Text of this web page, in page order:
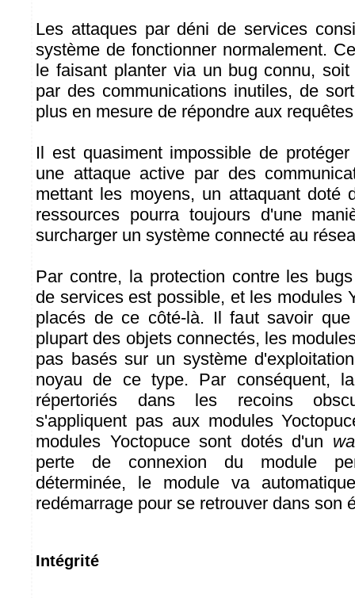
Les attaques par déni de services
système de fonctionner normalement.
le faisant planter via un bug connu,
par des communications inutiles, de
plus en mesure de répondre aux
Il est quasiment impossible de
une attaque active par des
mettant les moyens, un attaquant doté
ressources pourra toujours d'une
surcharger un système connecté au
Par contre, la protection contre les
de services est possible, et les modules
placés de ce côté-là. Il faut savoir
plupart des objets connectés, les
pas basés sur un système
noyau de ce type. Par conséquent,
répertoriés dans les recoins
s'appliquent pas aux modules
modules Yoctopuce sont dotés d'un
perte de connexion du module
déterminée, le module va
redémarrage pour se retrouver dans son
Intégrité